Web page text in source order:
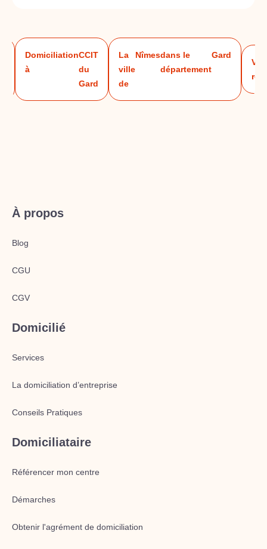
Domiciliation
à
CCIT
du
Gard
La
ville
de
Nîmesdans le
département
Gard
À propos
Blog
CGU
CGV
Domicilié
Services
La domiciliation d’entreprise
Conseils Pratiques
Domiciliataire
Référencer mon centre
Démarches
Obtenir l'agrément de domiciliation